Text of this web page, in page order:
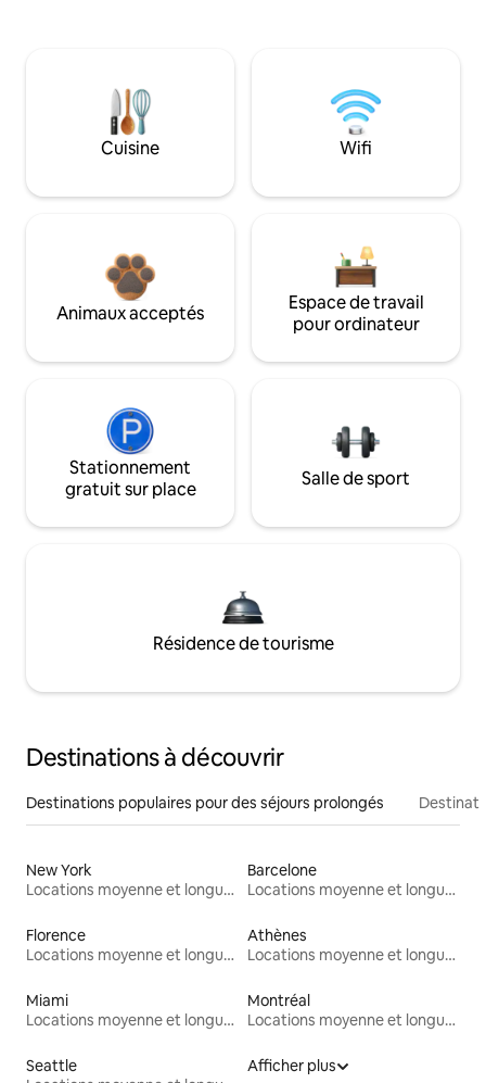
Cuisine Wifi
Animaux acceptés
Espace de travail
pour ordinateur
Stationnement
gratuit sur place
Salle de sport
Résidence de tourisme
Destinations à découvrir
Destinations populaires pour des séjours prolongés
New York
Locations moyenne et longue durée
Barcelone
Locations moyenne et longue durée
Florence
Locations moyenne et longue durée
Athènes
Locations moyenne et longue durée
Miami
Locations moyenne et longue durée
Montréal
Locations moyenne et longue durée
Seattle
Afficher plus